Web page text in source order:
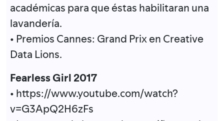
académicas para que éstas habilitaran una
lavandería.
• Premios Cannes: Grand Prix en Creative
Data Lions.
Fearless Girl 2017
• https://www.youtube.com/watch?
v=G3ApQ2H6zFs